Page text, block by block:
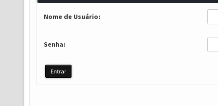
Nome de Usuário:
Senha: